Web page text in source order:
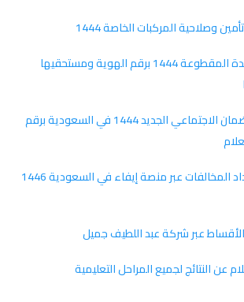
وصلاحية المركبات الخاصة 1444
الاستعلام عن المساعدة المقطوعة 1444 برقم الهوية ومستحقيها
"بالتفاصيل" تسجيل الضمان الاجتماعي الجديد 1444 في السعودية برقم
رابط الاستعلام عن سداد المخالفات عبر منصة إيفاء في السعودية 1446
عبر شركة عبد اللطيف جميل
عن النتائج لجميع المراحل التعليمية